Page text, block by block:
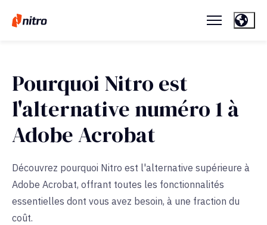
Pourquoi Nitro est
l'alternative numéro 1 à
Adobe Acrobat
Découvrez pourquoi Nitro est l'alternative supérieure à
Adobe Acrobat, offrant toutes les fonctionnalités
essentielles dont vous avez besoin, à une fraction du
coût.